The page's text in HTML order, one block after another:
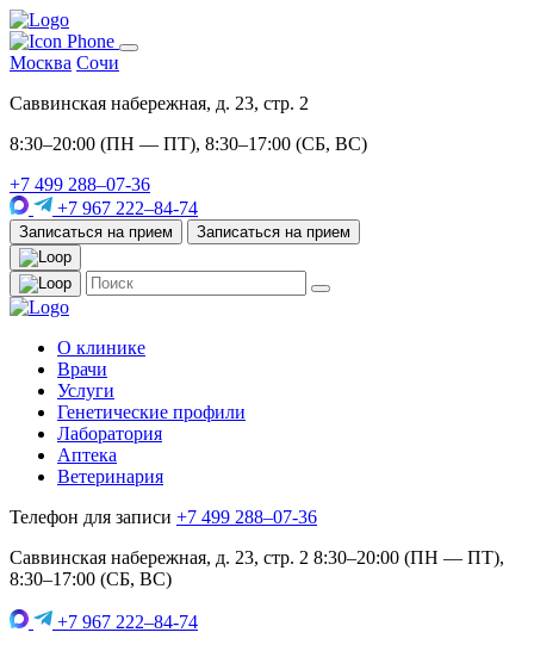
Москва Сочи
Саввинская набережная, д. 23, стр. 2
8:30–20:00 (ПН — ПТ), 8:30–17:00 (СБ, ВС)
+7 499 288–07-36
+7 967 222–84-74
Записаться на прием Записаться на прием
О клинике
Врачи
Услуги
Генетические профили
Лаборатория
Аптека
Ветеринария
Телефон для записи +7 499 288–07-36
Саввинская набережная, д. 23, стр. 2 8:30–20:00 (ПН — ПТ),
8:30–17:00 (СБ, ВС)
+7 967 222–84-74